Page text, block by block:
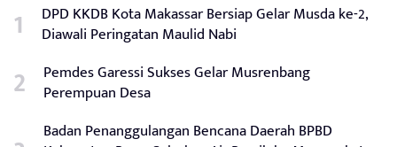
DPD KKDB Kota Makassar Bersiap Gelar Musda ke-2,
Diawali Peringatan Maulid Nabi
Pemdes Garessi Sukses Gelar Musrenbang
Perempuan Desa
Badan Penanggulangan Bencana Daerah BPBD